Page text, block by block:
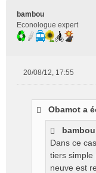
bambou
Econologue expert
20/08/12, 17:55
Obamot a
Dans ce
tiers simple
neuve est